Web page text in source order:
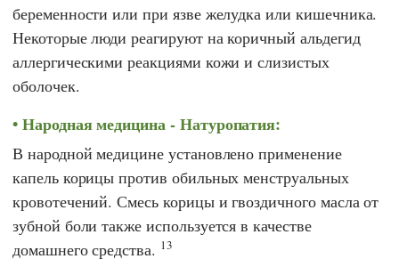
беременности или при язве желудка или кишечника.
Некоторые люди реагируют на коричный альдегид
аллергическими реакциями кожи и слизистых
оболочек.
Народная медицина - Натуропатия:
В народной медицине установлено применение
капель корицы против обильных менструальных
кровотечений. Смесь корицы и гвоздичного масла от
зубной боли также используется в качестве
домашнего средства. 13